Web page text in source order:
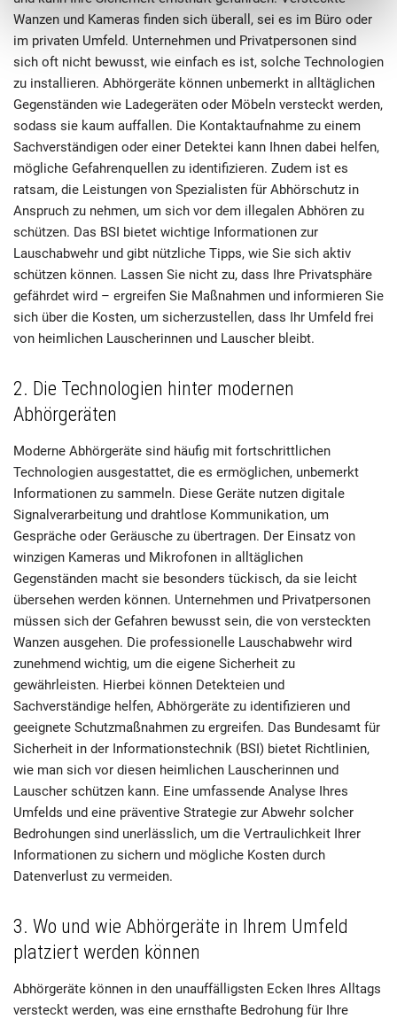
Wanzen und Kameras finden sich überall, sei es im Büro oder
im privaten Umfeld. Unternehmen und Privatpersonen sind
sich oft nicht bewusst, wie einfach es ist, solche Technologien
zu installieren. Abhörgeräte können unbemerkt in alltäglichen
Gegenständen wie Ladegeräten oder Möbeln versteckt werden,
sodass sie kaum auffallen. Die Kontaktaufnahme zu einem
Sachverständigen oder einer Detektei kann Ihnen dabei helfen,
mögliche Gefahrenquellen zu identifizieren. Zudem ist es
ratsam, die Leistungen von Spezialisten für Abhörschutz in
Anspruch zu nehmen, um sich vor dem illegalen Abhören zu
schützen. Das BSI bietet wichtige Informationen zur
Lauschabwehr und gibt nützliche Tipps, wie Sie sich aktiv
schützen können. Lassen Sie nicht zu, dass Ihre Privatsphäre
gefährdet wird – ergreifen Sie Maßnahmen und informieren Sie
sich über die Kosten, um sicherzustellen, dass Ihr Umfeld frei
von heimlichen Lauscherinnen und Lauscher bleibt.
2. Die Technologien hinter modernen
Abhörgeräten
Moderne Abhörgeräte sind häufig mit fortschrittlichen
Technologien ausgestattet, die es ermöglichen, unbemerkt
Informationen zu sammeln. Diese Geräte nutzen digitale
Signalverarbeitung und drahtlose Kommunikation, um
Gespräche oder Geräusche zu übertragen. Der Einsatz von
winzigen Kameras und Mikrofonen in alltäglichen
Gegenständen macht sie besonders tückisch, da sie leicht
übersehen werden können. Unternehmen und Privatpersonen
müssen sich der Gefahren bewusst sein, die von versteckten
Wanzen ausgehen. Die professionelle Lauschabwehr wird
zunehmend wichtig, um die eigene Sicherheit zu
gewährleisten. Hierbei können Detekteien und
Sachverständige helfen, Abhörgeräte zu identifizieren und
geeignete Schutzmaßnahmen zu ergreifen. Das Bundesamt für
Sicherheit in der Informationstechnik (BSI) bietet Richtlinien,
wie man sich vor diesen heimlichen Lauscherinnen und
Lauscher schützen kann. Eine umfassende Analyse Ihres
Umfelds und eine präventive Strategie zur Abwehr solcher
Bedrohungen sind unerlässlich, um die Vertraulichkeit Ihrer
Informationen zu sichern und mögliche Kosten durch
Datenverlust zu vermeiden.
3. Wo und wie Abhörgeräte in Ihrem Umfeld
platziert werden können
Abhörgeräte können in den unauffälligsten Ecken Ihres Alltags
versteckt werden, was eine ernsthafte Bedrohung für Ihre